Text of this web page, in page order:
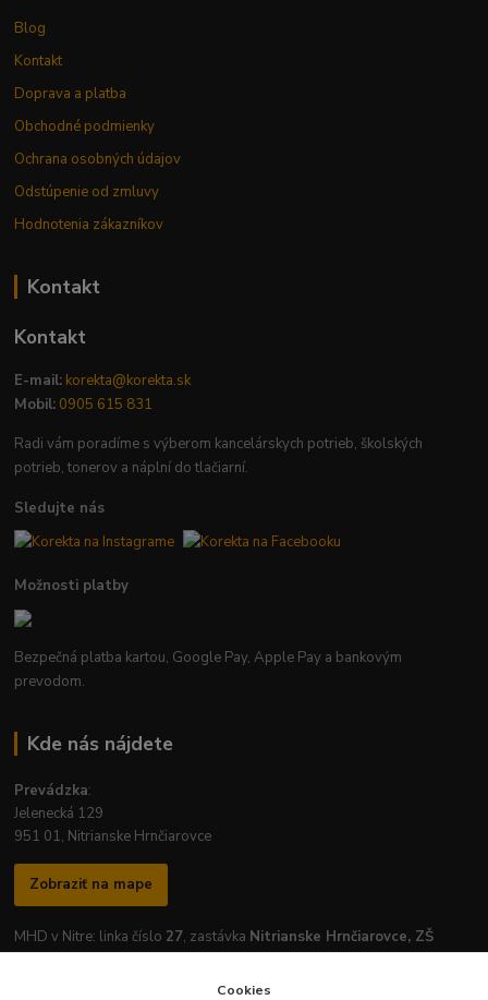
Blog
Kontakt
Doprava a platba
Obchodné podmienky
Ochrana osobných údajov
Odstúpenie od zmluvy
Hodnotenia zákazníkov
Kontakt
Kontakt
E-mail: korekta@korekta.sk
Mobil: 0905 615 831
Radi vám poradíme s výberom kancelárskych potrieb, školských
potrieb, tonerov a náplní do tlačiarní.
Sledujte nás
Možnosti platby
Bezpečná platba kartou, Google Pay, Apple Pay a bankovým
prevodom.
Kde nás nájdete
Prevádzka:
Jelenecká 129
951 01, Nitrianske Hrnčiarovce
Zobraziť na mape
MHD v Nitre: linka číslo 27, zastávka Nitrianske Hrnčiarovce, ZŠ
Cookies